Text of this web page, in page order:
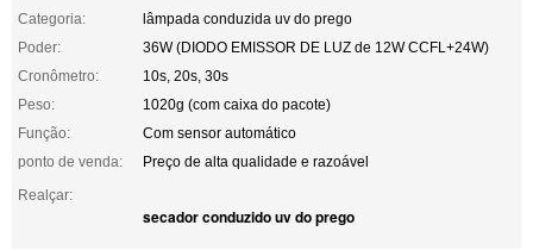
Categoria:
lâmpada conduzida uv do prego
Poder:
36W (DIODO EMISSOR DE LUZ de 12W CCFL+24W)
Cronômetro:
10s, 20s, 30s
Peso:
1020g (com caixa do pacote)
Função:
Com sensor automático
ponto de venda:
Preço de alta qualidade e razoável
Realçar:
secador conduzido uv do prego